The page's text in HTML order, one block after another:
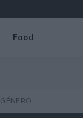
Food
GÉNERO